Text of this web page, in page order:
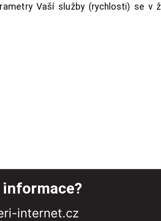
Vaší služby (rychlosti) se v
informace?
internet.cz